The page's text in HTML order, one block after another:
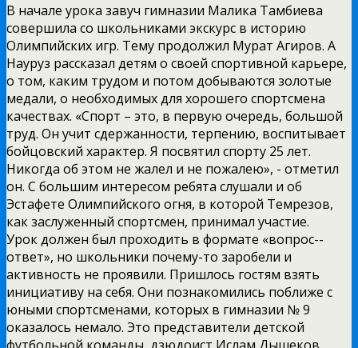
В начале урока завуч гимназии Малика Тамбиева
совершила со школьниками экскурс в историю
Олимпийских игр. Тему продолжил Мурат Агиров. А
Науруз рассказал детям о своей спортивной карьере,
о том, каким трудом и потом добываются золотые
медали, о необходимых для хорошего спортсмена
качествах. «Спорт – это, в первую очередь, большой
труд. Он учит сдержанности, терпению, воспитывает
бойцовский характер. Я посвятил спорту 25 лет.
Никогда об этом не жалел и не пожалею», -­ отметил
он. С большим интересом ребята слушали и об
Эстафете Олимпийского огня, в которой Темрезов,
как заслуженный спортсмен, принимал участие.
Урок должен был проходить в формате «вопрос-­
ответ», но школьники почему-­то заробели и
активность не проявили. Пришлось гостям взять
инициативу на себя. Они познакомились поближе с
юными спортсменами, которых в гимназии № 9
оказалось немало. Это представители детской